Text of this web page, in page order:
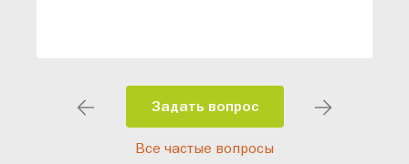
помещения и личные пожелания.
Благодаря современному
высокотехнологичному оборудованию
Задать вопрос
Все частые вопросы